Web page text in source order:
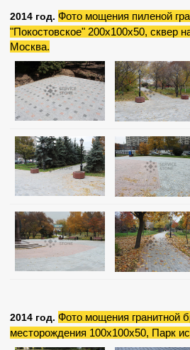
2014 год. Фото мощения пиленой
"Покостовское" 200х100х50, сквер
Москва.
2014 год. Фото мощения гранитной
месторождения 100х100х50, Парк